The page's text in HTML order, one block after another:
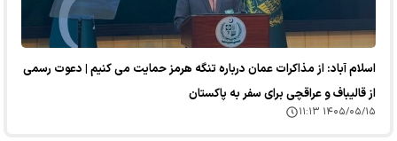
اسلام آباد: از مذاکرات عمان درباره تنگه هرمز حمایت می کنیم | دعوت رسمی
از قالیباف و عراقچی برای سفر به پاکستان
۱۴۰۵/۰۵/۱۵ ۱۱:۱۳